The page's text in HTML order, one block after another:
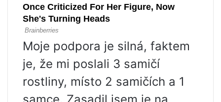
Moje podpora je silná, faktem
je, že mi poslali 3 samičí
rostliny, místo 2 samičích a 1